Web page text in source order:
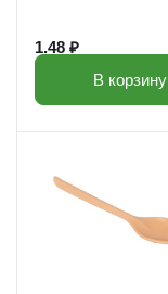
1.48 ₽
В корзину